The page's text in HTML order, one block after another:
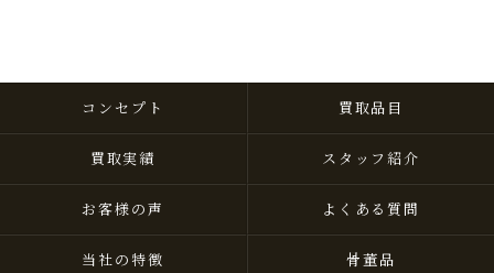
コンセプト 買取品目
買取実績 スタッフ紹介
お客様の声 よくある質問
当社の特徴 骨董品